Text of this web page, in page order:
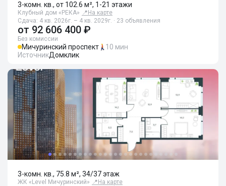
3-комн. кв., от 102.6 м², 1-21 этажи
Клубный дом «РЕКА» 📍 На карте
Сдача: 4 кв. 2026г. – 4 кв. 2029г. · 23 объявления
от 92 606 400 ₽
Без комиссии
Мичуринский проспект
10 мин
ИсточникДомклик
3-комн. кв., 75.8 м², 34/37 этаж
ЖК «Level Мичуринский» 📍 На карте